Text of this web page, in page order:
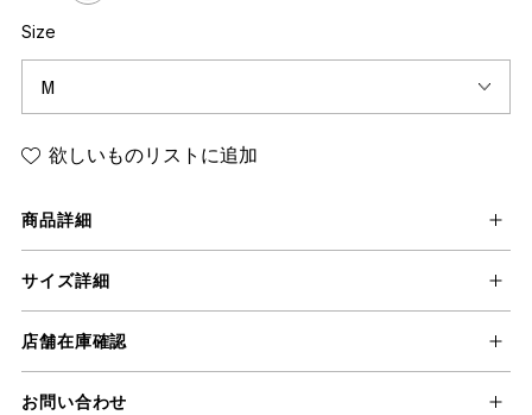
Size
欲しいものリストに追加
商品詳細
サイズ詳細
店舗在庫確認
お問い合わせ